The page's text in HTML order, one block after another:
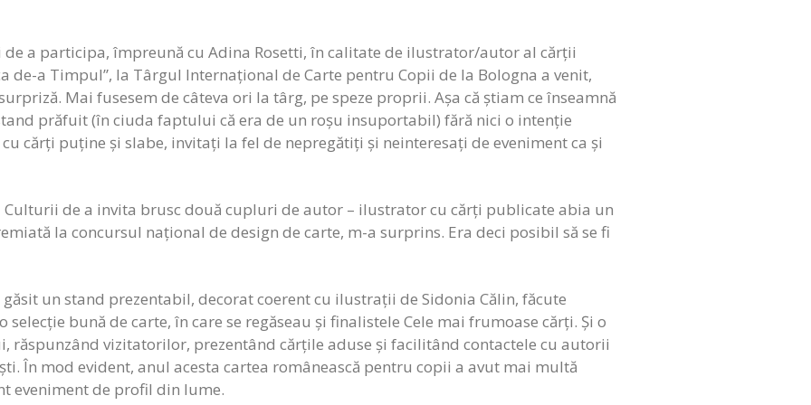
a participa, împreună cu Adina Rosetti, în calitate de ilustrator/autor al cărții
de-a Timpul”, la Târgul Internațional de Carte pentru Copii de la Bologna a venit,
Mai fusesem de câteva ori la târg, pe speze proprii. Așa că știam ce înseamnă
prăfuit (în ciuda faptului că era de un roșu insuportabil) fără nici o intenție
cărți puține și slabe, invitați la fel de nepregătiți și neinteresați de eveniment ca și
Culturii de a invita brusc două cupluri de autor – ilustrator cu cărți publicate abia un
la concursul național de design de carte, m-a surprins. Era deci posibil să se fi
un stand prezentabil, decorat coerent cu ilustrații de Sidonia Călin, făcute
bună de carte, în care se regăseau și finalistele Cele mai frumoase cărți. Și o
răspunzând vizitatorilor, prezentând cărțile aduse și facilitând contactele cu autorii
În mod evident, anul acesta cartea românească pentru copii a avut mai multă
eveniment de profil din lume.